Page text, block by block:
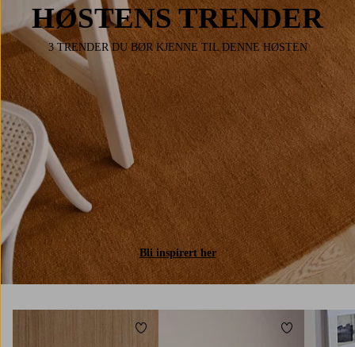
HØSTENS TRENDER
3 TRENDER DU BØR KJENNE TIL DENNE HØSTEN
Bli inspirert her
Legg til favoritter Legg til